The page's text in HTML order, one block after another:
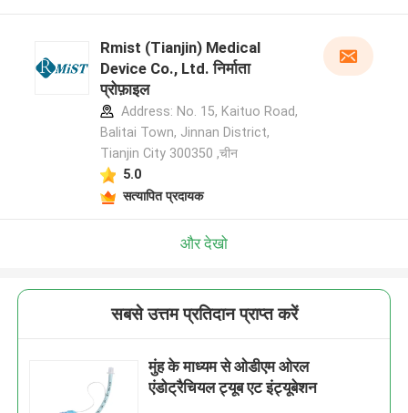
Rmist (Tianjin) Medical
Device Co., Ltd. निर्माता
प्रोफ़ाइल
Address: No. 15, Kaituo Road,
Balitai Town, Jinnan District,
Tianjin City 300350 ,चीन
5.0
सत्यापित प्रदायक
और देखो
सबसे उत्तम प्रतिदान प्राप्त करें
मुंह के माध्यम से ओडीएम ओरल
एंडोट्रैचियल ट्यूब एट इंट्यूबेशन